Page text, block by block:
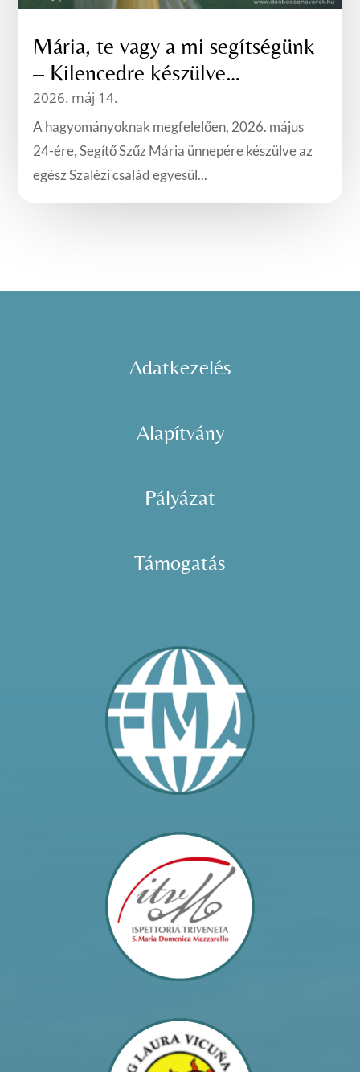
Mária, te vagy a mi segítségünk
– Kilencedre készülve…
2026. máj 14.
A hagyományoknak megfelelően, 2026. május
24-ére, Segítő Szűz Mária ünnepére készülve az
egész Szalézi család egyesül...
Adatkezelés
Alapítvány
Pályázat
Támogatás